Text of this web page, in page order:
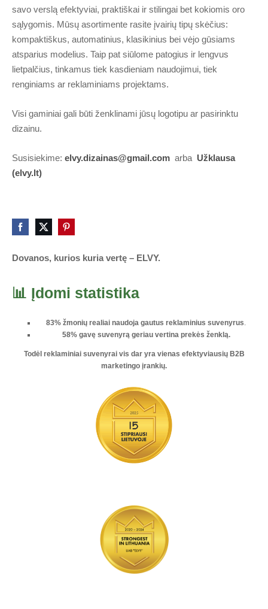
Dovanos, kurios kuria vertę – ELVY.
📊 Įdomi statistika
83% žmonių realiai naudoja gautus reklaminius suvenyrus.
58% gavę suvenyrą geriau vertina prekės ženklą.
Todėl reklaminiai suvenyrai vis dar yra vienas efektyviausių B2B
marketingo įrankių.
savo verslą efektyviai, praktiškai ir stilingai bet kokiomis oro
sąlygomis. Mūsų asortimente rasite įvairių tipų skėčius:
kompaktiškus, automatinius, klasikinius bei vėjo gūsiams
atsparius modelius. Taip pat siūlome patogius ir lengvus
lietpalčius, tinkamus tiek kasdieniam naudojimui, tiek
renginiams ar reklaminiams projektams.
Visi gaminiai gali būti ženklinami jūsų logotipu ar pasirinktu
dizainu.
Susisiekime: elvy.dizainas@gmail.com arba Užklausa
(elvy.lt)